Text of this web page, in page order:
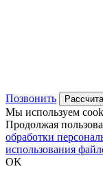
Позвонить
Мы используем
Продолжая
обработки
использования
OK